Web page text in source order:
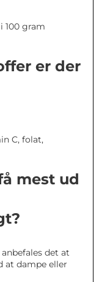
100 gram
er der
C, folat,
mest ud
det at
at dampe eller